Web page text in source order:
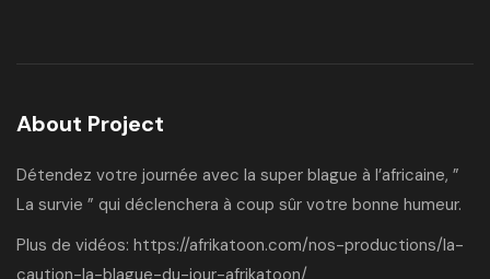
About Project
Détendez votre journée avec la super blague à l’africaine, ”
La survie ” qui déclenchera à coup sûr votre bonne humeur.
Plus de vidéos: https://afrikatoon.com/nos-productions/la-